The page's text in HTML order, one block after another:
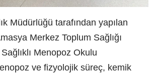
Müdürlüğü tarafından yapılan
Merkez Toplum Sağlığı
Menopoz Okulu
ve fizyolojik süreç, kemik